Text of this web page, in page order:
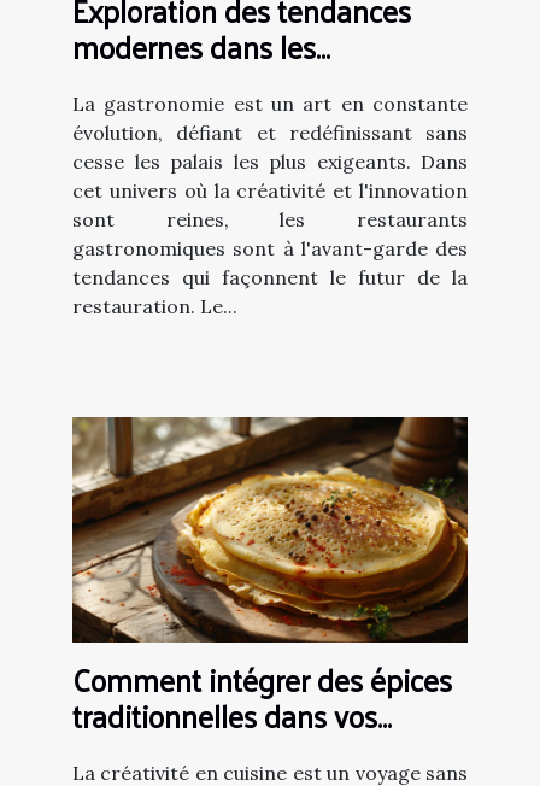
modernes dans les
La gastronomie est un art en constante
évolution, défiant et redéfinissant sans
cesse les palais les plus exigeants. Dans
cet univers où la créativité et l'innovation
sont reines, les restaurants
gastronomiques sont à l'avant-garde des
tendances qui façonnent le futur de la
restauration. Le...
Comment intégrer des épices
traditionnelles dans vos
crêpes et galettes
La créativité en cuisine est un voyage sans